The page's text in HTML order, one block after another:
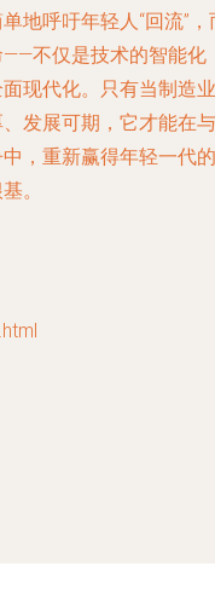
地呼吁年轻人“回流”，
不仅是技术的智能化
现代化。只有当制造业
发展可期，它才能在与
，重新赢得年轻一代的
。